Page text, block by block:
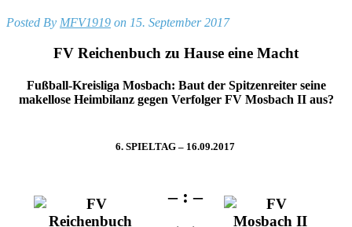
Posted By MFV1919 on 15. September 2017
FV Reichenbuch zu Hause eine Macht
Fußball-Kreisliga Mosbach: Baut der Spitzenreiter seine
makellose Heimbilanz gegen Verfolger FV Mosbach II aus?
6. SPIELTAG – 16.09.2017
– : –